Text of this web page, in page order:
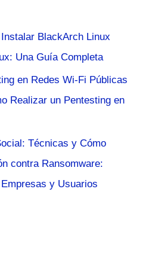
BlackArch Linux
Una Guía Completa
en Redes Wi-Fi Públicas
Realizar un Pentesting en
Técnicas y Cómo
contra Ransomware:
y Usuarios